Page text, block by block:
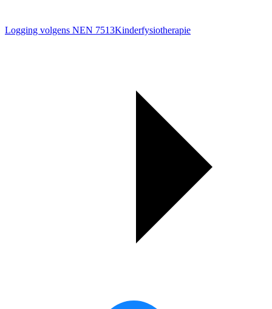
Logging volgens NEN 7513Kinderfysiotherapie